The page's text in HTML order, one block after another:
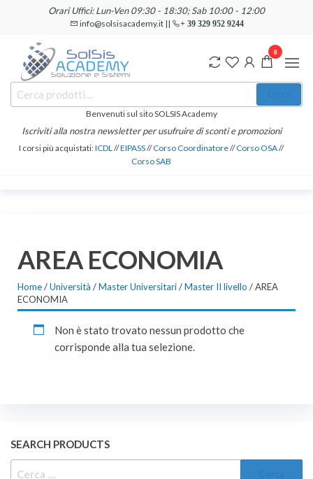
contenuto
Orari Uffici: Lun-Ven 09:30 - 18:30; Sab 10:00 - 12:00
info@solsisacademy.it || + 39 329 952 9244
SOLSIS
Academy
Corsi e
Certificazioni
Linguistiche
Benvenuti sul sito SOLSIS Academy
Iscriviti alla nostra newsletter per usufruire di sconti e promozioni
I corsi più acquistati:ICDL//EIPASS//Corso Coordinatore//Corso OSA//
Corso SAB
0
AREA ECONOMIA
Home/Università /Master Universitari/Master II livello / AREA
ECONOMIA
Non è stato trovato nessun prodotto che
corrisponde alla tua selezione.
SEARCH PRODUCTS